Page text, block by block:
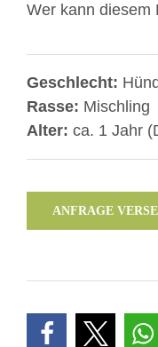
Wer kann diesem
Geschlecht:
Rasse: Mischling
Alter: ca. 1 Jahr
ANFRAGE